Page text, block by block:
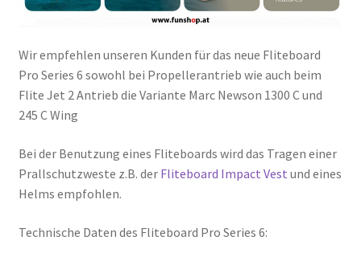
Wir empfehlen unseren Kunden für das neue Fliteboard
Pro Series 6 sowohl bei Propellerantrieb wie auch beim
Flite Jet 2 Antrieb die Variante Marc Newson 1300 C und
245 C Wing
Bei der Benutzung eines Fliteboards wird das Tragen einer
Prallschutzweste z.B. der Fliteboard Impact Vest und eines
Helms empfohlen.
Technische Daten des Fliteboard Pro Series 6: